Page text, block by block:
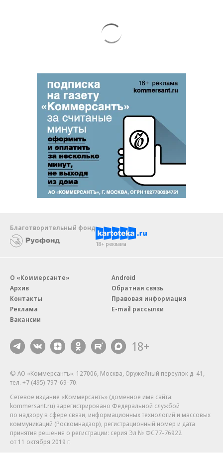
Благотворительный фонд
18+ реклама
О «Коммерсанте»
Архив
Контакты
Реклама
Вакансии
Android
Обратная связь
Правовая информация
E-mail рассылки
18+
© АО «Коммерсантъ». 127006, Москва, Оружейный переулок д. 41,
тел. +7 (495) 797-69-70.
Сетевое издание «Коммерсантъ» (доменное имя сайта:
kommersant.ru) зарегистрировано Федеральной службой
по надзору в сфере связи, информационных технологий и массовых
коммуникаций (Роскомнадзор), регистрационный номер и дата
принятия решения о регистрации: серия Эл № ФС77-76922
от 11 октября 2019 г.